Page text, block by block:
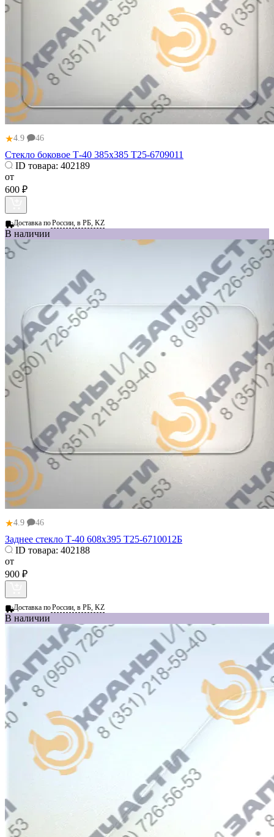
★4.9 46
Стекло боковое Т-40 385х385 Т25-6709011
ID товара: 402189
от
600 ₽
Доставка поРоссии, в РБ, KZ
В наличии
★4.9 46
Заднее стекло Т-40 608х395 Т25-6710012Б
ID товара: 402188
от
900 ₽
Доставка поРоссии, в РБ, KZ
В наличии